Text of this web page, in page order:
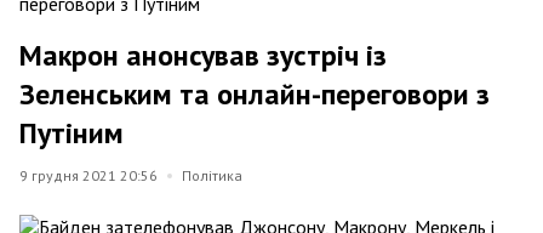
Макрон анонсував зустріч із
Зеленським та онлайн-переговори з
Путіним
9 грудня 2021 20:56 Політика